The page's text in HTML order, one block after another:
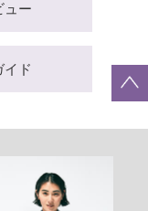
ュー
イド